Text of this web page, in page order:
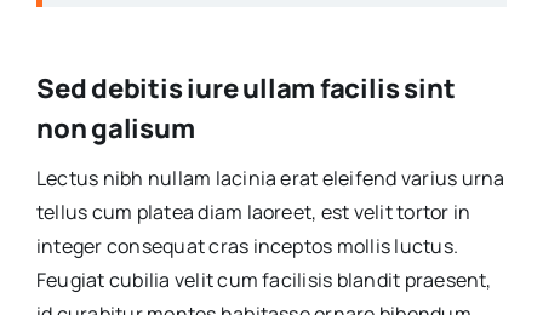
Sed debitis iure ullam facilis sint
non galisum
Lectus nibh nullam lacinia erat eleifend varius urna
tellus cum platea diam laoreet, est velit tortor in
integer consequat cras inceptos mollis luctus.
Feugiat cubilia velit cum facilisis blandit praesent,